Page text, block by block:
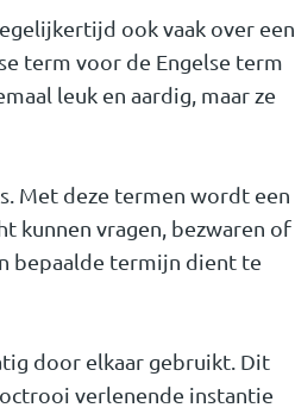
ook vaak over een
term voor de Engelse term
leuk en aardig, maar ze
Met deze termen wordt een
kunnen vragen, bezwaren of
bepaalde termijn dient te
door elkaar gebruikt. Dit
verlenende instantie